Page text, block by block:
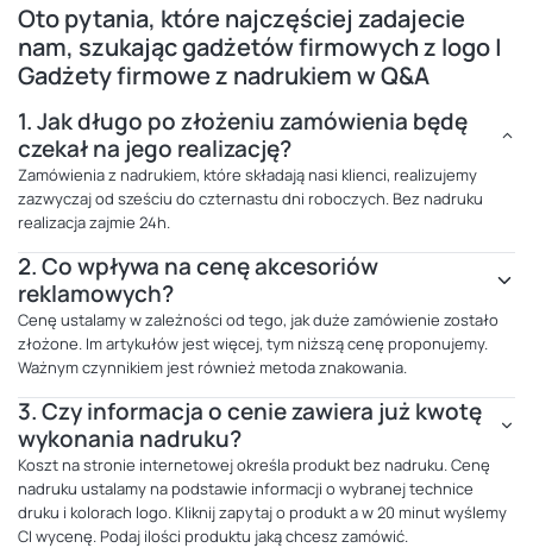
Oto pytania, które najczęściej zadajecie
nam, szukając gadżetów firmowych z logo |
Gadżety firmowe z nadrukiem w Q&A
1.Jak długo po złożeniu zamówienia będę
czekał na jego realizację?
Zamówienia z nadrukiem, które składają nasi klienci, realizujemy
zazwyczaj od sześciu do czternastu dni roboczych. Bez nadruku
realizacja zajmie 24h.
2.Co wpływa na cenę akcesoriów
reklamowych?
Cenę ustalamy w zależności od tego, jak duże zamówienie zostało
złożone. Im artykułów jest więcej, tym niższą cenę proponujemy.
Ważnym czynnikiem jest również metoda znakowania.
3.Czy informacja o cenie zawiera już kwotę
wykonania nadruku?
Koszt na stronie internetowej określa produkt bez nadruku. Cenę
nadruku ustalamy na podstawie informacji o wybranej technice
druku i kolorach logo. Kliknij zapytaj o produkt a w 20 minut wyślemy
CI wycenę. Podaj ilości produktu jaką chcesz zamówić.